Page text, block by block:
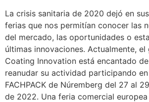
La crisis sanitaria de 2020 dejó en
ferias que nos permitían conocer las
del mercado, las oportunidades o
últimas innovaciones. Actualmente, el
Coating Innovation está encantado
reanudar su actividad participando
FACHPACK de Núremberg del 27 al
de 2022. Una feria comercial